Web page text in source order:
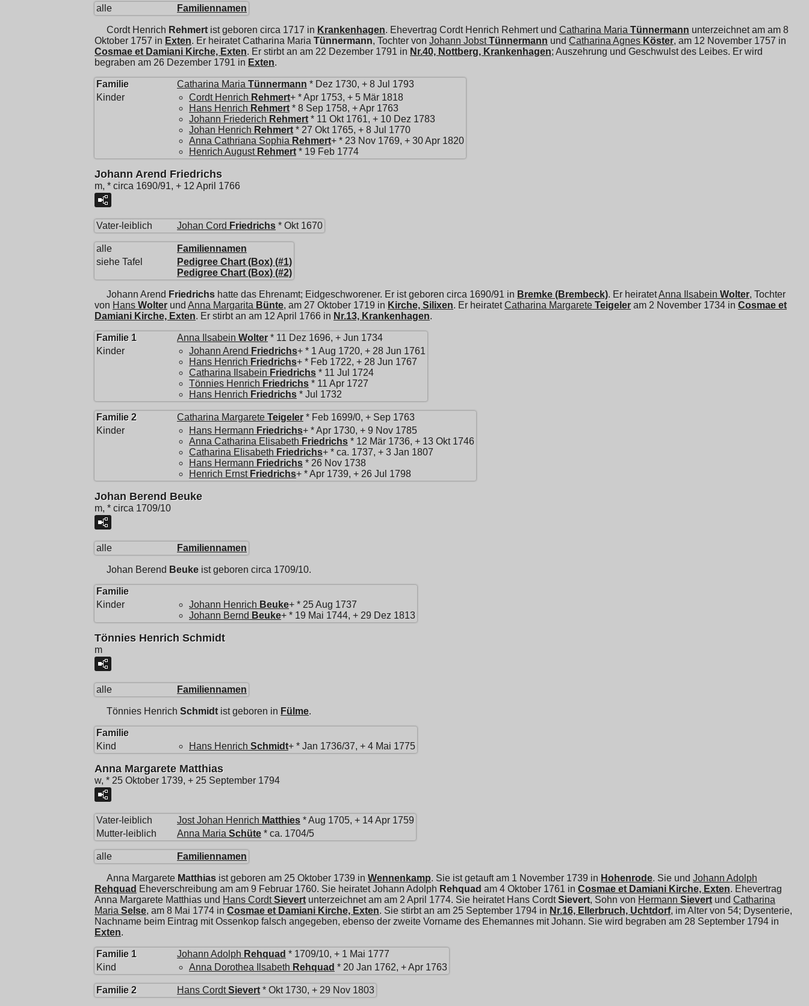
alle Familiennamen
Cordt Henrich Rehmert ist geboren circa 1717 in Krankenhagen. Ehevertrag Cordt Henrich Rehmert und Catharina Maria Tünnermann unterzeichnet am am 8
Oktober 1757 in Exten. Er heiratetCatharina Maria Tünnermann, Tochter von Johann Jobst Tünnermann und Catharina Agnes Köster, am 12 November 1757 in
Cosmae et Damiani Kirche, Exten. Er stirbt an am 22 Dezember 1791 in Nr.40, Nottberg, Krankenhagen; Auszehrung und Geschwulst des Leibes. Er wird
begraben am 26 Dezember 1791 in Exten.
Familie Catharina Maria Tünnermann * Dez 1730, + 8 Jul 1793
Kinder
Cordt Henrich Rehmert+ * Apr 1753, + 5 Mär 1818
Hans Henrich Rehmert * 8 Sep 1758, + Apr 1763
Johann Friederich Rehmert * 11 Okt 1761, + 10 Dez 1783
Johan Henrich Rehmert * 27 Okt 1765, + 8 Jul 1770
Anna Cathriana Sophia Rehmert+ * 23 Nov 1769, + 30 Apr 1820
Henrich August Rehmert * 19 Feb 1774
Johann Arend Friedrichs
m, * circa 1690/91, + 12 April 1766
Vater-leiblich Johan Cord Friedrichs * Okt 1670
alle
Familiennamen
siehe Tafel
Pedigree Chart (Box) (#1)
Pedigree Chart (Box) (#2)
Johann Arend Friedrichs hatte das Ehrenamt; Eidgeschworener. Er ist geboren circa 1690/91 in Bremke (Brembeck). Er heiratetAnna Ilsabein Wolter, Tochter
von Hans Wolter und Anna Margarita Bünte, am 27 Oktober 1719 in Kirche, Silixen. Er heiratetCatharina Margarete Teigeler am 2 November 1734 in Cosmae et
Damiani Kirche, Exten. Er stirbt an am 12 April 1766 in Nr.13, Krankenhagen.
Familie 1 Anna Ilsabein Wolter * 11 Dez 1696, + Jun 1734
Kinder
Johann Arend Friedrichs+ * 1 Aug 1720, + 28 Jun 1761
Hans Henrich Friedrichs+ * Feb 1722, + 28 Jun 1767
Catharina Ilsabein Friedrichs * 11 Jul 1724
Tönnies Henrich Friedrichs * 11 Apr 1727
Hans Henrich Friedrichs * Jul 1732
Familie 2 Catharina Margarete Teigeler * Feb 1699/0, + Sep 1763
Kinder
Hans Hermann Friedrichs+ * Apr 1730, + 9 Nov 1785
Anna Catharina Elisabeth Friedrichs * 12 Mär 1736, + 13 Okt 1746
Catharina Elisabeth Friedrichs+ * ca. 1737, + 3 Jan 1807
Hans Hermann Friedrichs * 26 Nov 1738
Henrich Ernst Friedrichs+ * Apr 1739, + 26 Jul 1798
Johan Berend Beuke
m, * circa 1709/10
alle Familiennamen
Johan Berend Beuke ist geboren circa 1709/10.
Familie
Kinder
Johann Henrich Beuke+ * 25 Aug 1737
Johann Bernd Beuke+ * 19 Mai 1744, + 29 Dez 1813
Tönnies Henrich Schmidt
m
alle Familiennamen
Tönnies Henrich Schmidt ist geboren in Fülme.
Familie
Kind
Hans Henrich Schmidt+ * Jan 1736/37, + 4 Mai 1775
Anna Margarete Matthias
w, * 25 Oktober 1739, + 25 September 1794
Vater-leiblich Jost Johan Henrich Matthies * Aug 1705, + 14 Apr 1759
Mutter-leiblich
Anna Maria Schüte * ca. 1704/5
alle Familiennamen
Anna Margarete Matthias ist geboren am 25 Oktober 1739 in Wennenkamp. Sie ist getauft am 1 November 1739 in Hohenrode. Sie und Johann Adolph
Rehquad Eheverschreibung am am 9 Februar 1760. Sie heiratetJohann Adolph Rehquad am 4 Oktober 1761 in Cosmae et Damiani Kirche, Exten. Ehevertrag
Anna Margarete Matthias und Hans Cordt Sievert unterzeichnet am am 2 April 1774. Sie heiratet Hans Cordt Sievert, Sohn von Hermann Sievert und Catharina
Maria Selse, am 8 Mai 1774 in Cosmae et Damiani Kirche, Exten. Sie stirbt an am 25 September 1794 in Nr.16, Ellerbruch, Uchtdorf, im Alter von 54; Dysenterie,
Nachname beim Eintrag mit Ossenkop falsch angegeben, ebenso der zweite Vorname des Ehemannes mit Johann. Sie wird begraben am 28 September 1794 in
Exten.
Familie 1 Johann Adolph Rehquad * 1709/10, + 1 Mai 1777
Kind
Anna Dorothea Ilsabeth Rehquad * 20 Jan 1762, + Apr 1763
Familie 2 Hans Cordt Sievert * Okt 1730, + 29 Nov 1803